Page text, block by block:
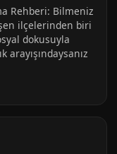
Rehberi: Bilmeniz
ilçelerinden biri
dokusuyla
arayışındaysanız